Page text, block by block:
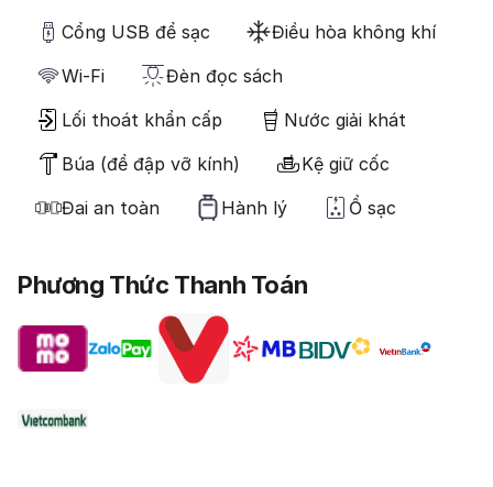
Cổng USB để sạc
Điều hòa không khí
Wi-Fi
Đèn đọc sách
Lối thoát khẩn cấp
Nước giải khát
Búa (để đập vỡ kính)
Kệ giữ cốc
Đai an toàn
Hành lý Ổ sạc
Phương Thức Thanh Toán